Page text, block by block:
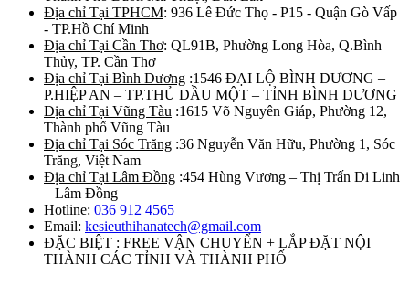
Địa chỉ Tại TPHCM: 936 Lê Đức Thọ - P15 - Quận Gò Vấp
- TP.Hồ Chí Minh
Địa chỉ Tại Cần Thơ: QL91B, Phường Long Hòa, Q.Bình
Thủy, TP. Cần Thơ
Địa chỉ Tại Bình Dương :1546 ĐẠI LỘ BÌNH DƯƠNG –
P.HIỆP AN – TP.THỦ DẦU MỘT – TỈNH BÌNH DƯƠNG
Địa chỉ Tại Vũng Tàu :1615 Võ Nguyên Giáp, Phường 12,
Thành phố Vũng Tàu
Địa chỉ Tại Sóc Trăng :36 Nguyễn Văn Hữu, Phường 1, Sóc
Trăng, Việt Nam
Địa chỉ Tại Lâm Đồng :454 Hùng Vương – Thị Trấn Di Linh
– Lâm Đồng
Hotline: 036 912 4565
Email: kesieuthihanatech@gmail.com
ĐẶC BIỆT : FREE VẬN CHUYỂN + LẮP ĐẶT NỘI
THÀNH CÁC TỈNH VÀ THÀNH PHỐ